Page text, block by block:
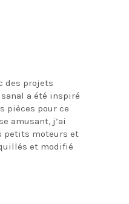
des projets
a été inspiré
pièces pour ce
amusant, j’ai
petits moteurs et
et modifié